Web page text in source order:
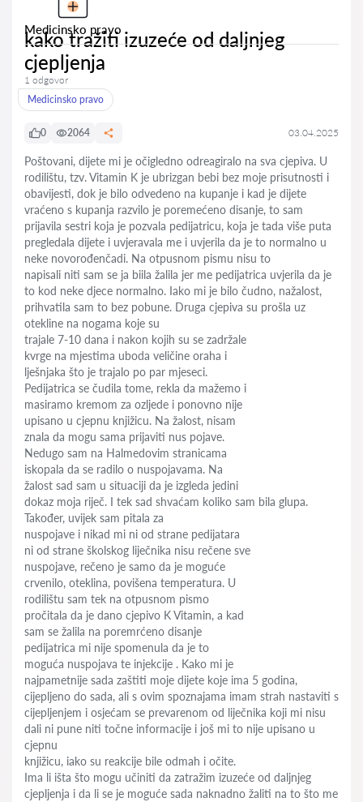
Medicinsko pravo
kako tražiti izuzeće od daljnjeg
cjepljenja
1 odgovor
Medicinsko pravo
0 2064 03.04.2025
Poštovani, dijete mi je očigledno odreagiralo na sva cjepiva. U
rodilištu, tzv. Vitamin K je ubrizgan bebi bez moje prisutnosti i
obavijesti, dok je bilo odvedeno na kupanje i kad je dijete
vraćeno s kupanja razvilo je poremećeno disanje, to sam
prijavila sestri koja je pozvala pedijatricu, koja je tada više puta
pregledala dijete i uvjeravala me i uvjerila da je to normalno u
neke novorođenčadi. Na otpusnom pismu nisu to
napisali niti sam se ja biila žalila jer me pedijatrica uvjerila da je
to kod neke djece normalno. Iako mi je bilo čudno, nažalost,
prihvatila sam to bez pobune. Druga cjepiva su prošla uz
otekline na nogama koje su
trajale 7-10 dana i nakon kojih su se zadržale
kvrge na mjestima uboda veličine oraha i
lješnjaka što je trajalo po par mjeseci.
Pedijatrica se čudila tome, rekla da mažemo i
masiramo kremom za ozljede i ponovno nije
upisano u cjepnu knjižicu. Na žalost, nisam
znala da mogu sama prijaviti nus pojave.
Nedugo sam na Halmedovim stranicama
iskopala da se radilo o nuspojavama. Na
žalost sad sam u situaciji da je izgleda jedini
dokaz moja riječ. I tek sad shvaćam koliko sam bila glupa.
Također, uvijek sam pitala za
nuspojave i nikad mi ni od strane pedijatara
ni od strane školskog liječnika nisu rečene sve
nuspojave, rečeno je samo da je moguće
crvenilo, oteklina, povišena temperatura. U
rodilištu sam tek na otpusnom pismo
pročitala da je dano cjepivo K Vitamin, a kad
sam se žalila na poremrćeno disanje
pedijatrica mi nije spomenula da je to
moguća nuspojava te injekcije . Kako mi je
najpametnije sada zaštiti moje dijete koje ima 5 godina,
cijepljeno do sada, ali s ovim spoznajama imam strah nastaviti s
cijepljenjem i osjećam se prevarenom od liječnika koji mi nisu
dali ni pune niti točne informacije i još mi to nije upisano u
cjepnu
knjižicu, iako su reakcije bile odmah i očite.
Ima li išta što mogu učiniti da zatražim izuzeće od daljnjeg
cjepljenja i da li se je moguće sada naknadno žaliti na to što me